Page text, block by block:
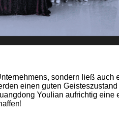
sondern ließ auch
einen guten
Youlian aufrichtig eine